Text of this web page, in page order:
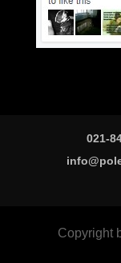
021-
Copyright